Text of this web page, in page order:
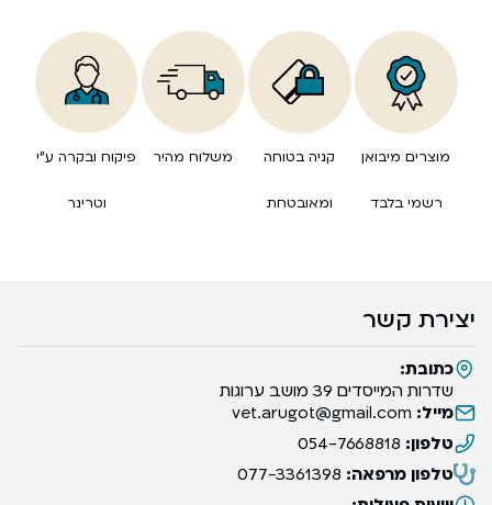
מוצרים מיבואן
רשמי בלבד
קניה בטוחה
ומאובטחת
משלוח מהיר פיקוח ובקרה ע”י
וטרינר
יצירת קשר
כתובת:
שדרות המייסדים 39 מושב ערוגות
מייל: vet.arugot@gmail.com
טלפון: 054-7668818
טלפון מרפאה: 077-3361398